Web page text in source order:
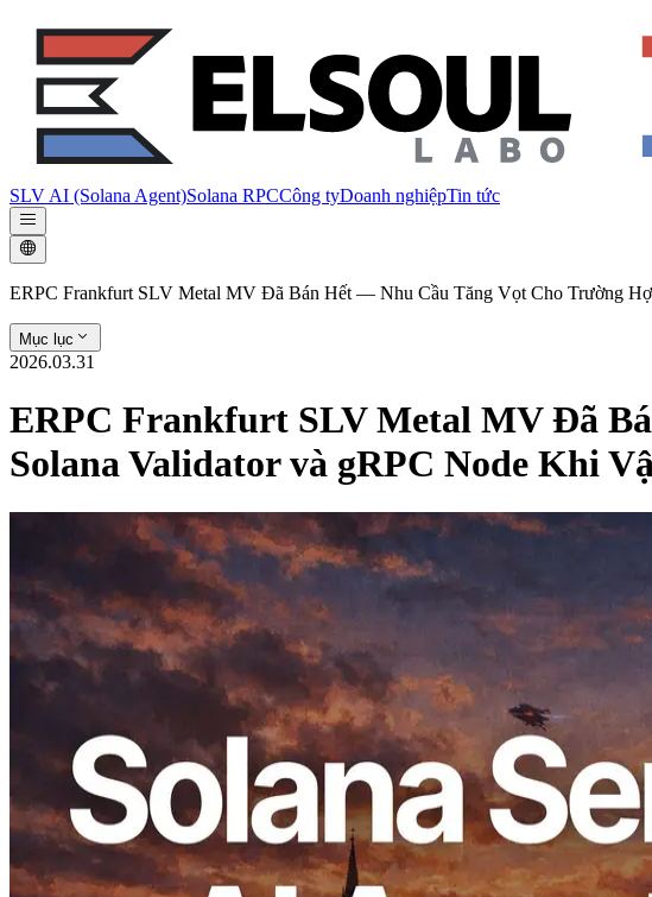
SLV AI (Solana Agent)Solana RPCCông tyDoanh nghiệpTin tức
ERPC Frankfurt SLV Metal MV Đã Bán Hết — Nhu Cầu Tăng Vọt Cho Trường
Mục lục
2026.03.31
ERPC Frankfurt SLV Metal MV Đã
Solana Validator và gRPC Node Khi